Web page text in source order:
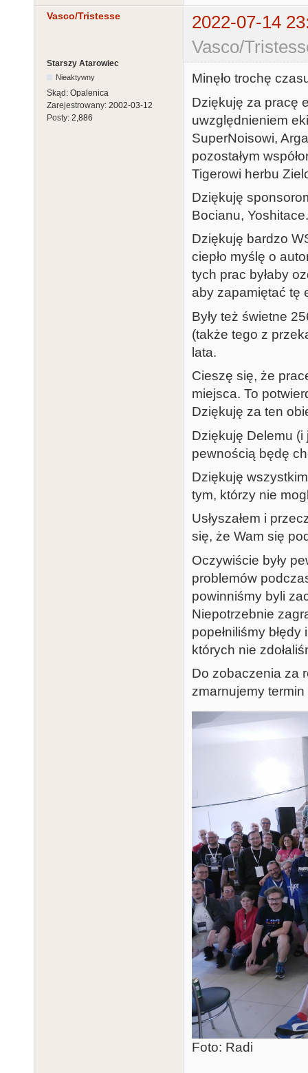
Vasco/Tristesse
2022-07-14
Vasco/
Starszy Atarowiec
Nieaktywny
Skąd: Opalenica
Zarejestrowany: 2002-03-12
Posty: 2,886
Minęło trochę
Dziękuję za pracę
uwzględnieniem
SuperNoisowi,
pozostałym
Tigerowi herbu
Dziękuję
Bocianu,
Dziękuję bardzo
ciepło myślę o
tych prac byłaby
aby zapamiętać tę
Były też świetne
(także tego z
lata.
Cieszę się, że
miejsca. To
Dziękuję za ten
Dziękuję Delemu
pewnością będę
Dziękuję
tym, którzy nie
Usłyszałem i
się, że Wam się
Oczywiście były
problemów
powinniśmy byli
Niepotrzebnie
popełniliśmy
których nie
Do zobaczenia za
zmarnujemy termin
Foto: Radi